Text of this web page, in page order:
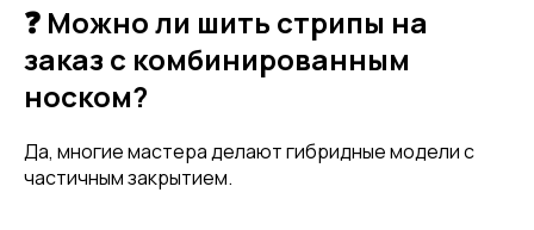
Отправить
Нажимая на кнопку, вы даете согласие на обработку своих
персональных данных согласно 152-ФЗ.Подробнее
❓ Можно ли шить стрипы на
заказ с комбинированным
носком?
Да, многие мастера делают гибридные модели с
частичным закрытием.